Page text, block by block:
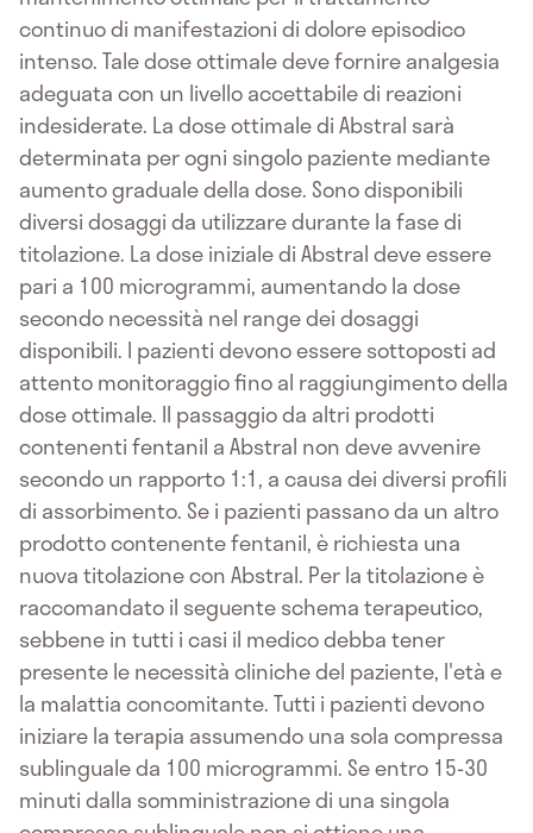
continuo di manifestazioni di dolore episodico
intenso. Tale dose ottimale deve fornire analgesia
adeguata con un livello accettabile di reazioni
indesiderate. La dose ottimale di Abstral sarà
determinata per ogni singolo paziente mediante
aumento graduale della dose. Sono disponibili
diversi dosaggi da utilizzare durante la fase di
titolazione. La dose iniziale di Abstral deve essere
pari a 100 microgrammi, aumentando la dose
secondo necessità nel range dei dosaggi
disponibili. I pazienti devono essere sottoposti ad
attento monitoraggio fino al raggiungimento della
dose ottimale. Il passaggio da altri prodotti
contenenti fentanil a Abstral non deve avvenire
secondo un rapporto 1:1, a causa dei diversi profili
di assorbimento. Se i pazienti passano da un altro
prodotto contenente fentanil, è richiesta una
nuova titolazione con Abstral. Per la titolazione è
raccomandato il seguente schema terapeutico,
sebbene in tutti i casi il medico debba tener
presente le necessità cliniche del paziente, l'età e
la malattia concomitante. Tutti i pazienti devono
iniziare la terapia assumendo una sola compressa
sublinguale da 100 microgrammi. Se entro 15-30
minuti dalla somministrazione di una singola